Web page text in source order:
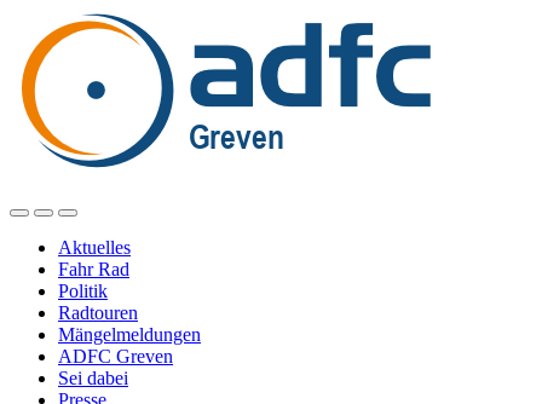
Aktuelles
Fahr Rad
Politik
Radtouren
Mängelmeldungen
ADFC Greven
Sei dabei
Presse